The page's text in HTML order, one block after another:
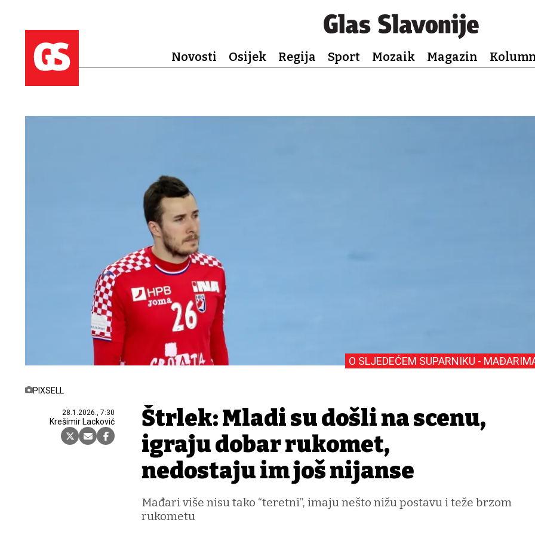
Novosti Osijek Regija Sport Mozaik Magazin
PIXSELL
28.1.2026., 7:30
Krešimir Lacković
O SLJEDEĆEM SUPARNIKU -
Štrlek: Mladi su došli na scenu,
igraju dobar rukomet,
nedostaju im još nijanse
Mađari više nisu tako “teretni”, imaju nešto nižu postavu i teže brzom
rukometu